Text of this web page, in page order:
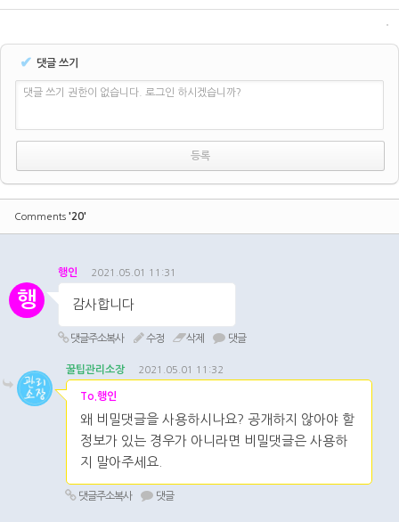
✔ 댓글 쓰기
댓글 쓰기 권한이 없습니다. 로그인 하시겠습니까?
Comments '20'
행
행인 2021.05.01 11:31
감사합니다
댓글주소복사 수정 삭제 댓글
꿀팁관리소장 2021.05.01 11:32
To.행인
왜 비밀댓글을 사용하시나요? 공개하지 않아야 할
정보가 있는 경우가 아니라면 비밀댓글은 사용하
지 말아주세요.
댓글주소복사 댓글